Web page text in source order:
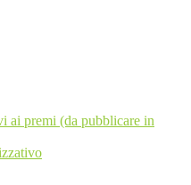
ai premi (da pubblicare in